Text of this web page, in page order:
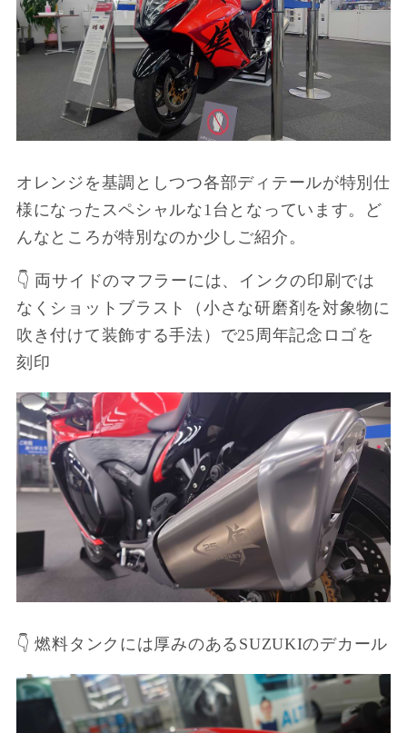
オレンジを基調としつつ各部ディテールが特別仕
様になったスペシャルな1台となっています。ど
んなところが特別なのか少しご紹介。
👇 両サイドのマフラーには、インクの印刷では
なくショットブラスト（小さな研磨剤を対象物に
吹き付けて装飾する手法）で25周年記念ロゴを
刻印
👇 燃料タンクには厚みのあるSUZUKIのデカール